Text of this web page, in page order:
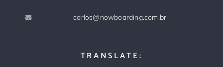
carlos@nowboarding.com.br
TRANSLATE: